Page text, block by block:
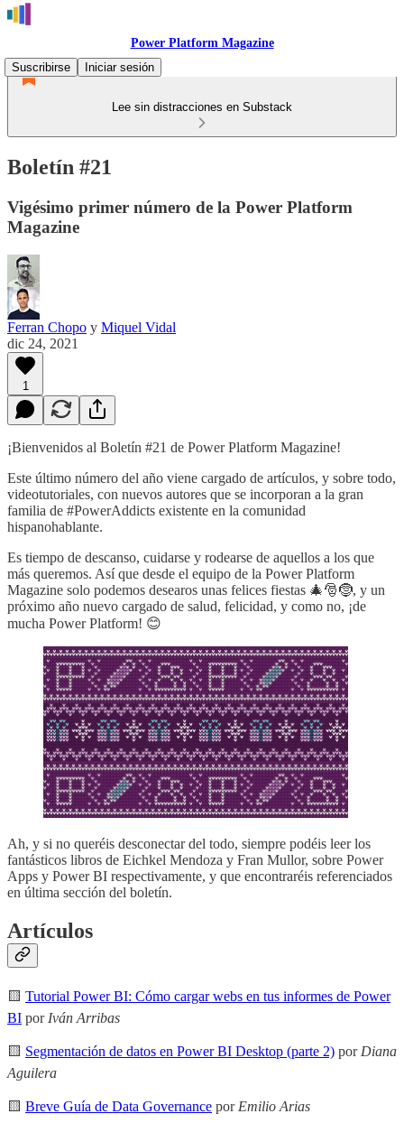
Power Platform Magazine
Suscribirse
Iniciar sesión
Lee sin distracciones en Substack
Boletín #21
Vigésimo primer número de la Power Platform
Magazine
Ferran Chopo y Miquel Vidal
dic 24, 2021
1
¡Bienvenidos al Boletín #21 de Power Platform Magazine!
Este último número del año viene cargado de artículos, y sobre todo,
videotutoriales, con nuevos autores que se incorporan a la gran
familia de #PowerAddicts existente en la comunidad
hispanohablante.
Es tiempo de descanso, cuidarse y rodearse de aquellos a los que
más queremos. Así que desde el equipo de la Power Platform
Magazine solo podemos desearos unas felices fiestas 🎄🎅🤶, y un
próximo año nuevo cargado de salud, felicidad, y como no, ¡de
mucha Power Platform! 😊
Ah, y si no queréis desconectar del todo, siempre podéis leer los
fantásticos libros de Eichkel Mendoza y Fran Mullor, sobre Power
Apps y Power BI respectivamente, y que encontraréis referenciados
en última sección del boletín.
Artículos
🟨 Tutorial Power BI: Cómo cargar webs en tus informes de Power
BI por Iván Arribas
🟨 Segmentación de datos en Power BI Desktop (parte 2) por Diana
Aguilera
🟨 Breve Guía de Data Governance por Emilio Arias